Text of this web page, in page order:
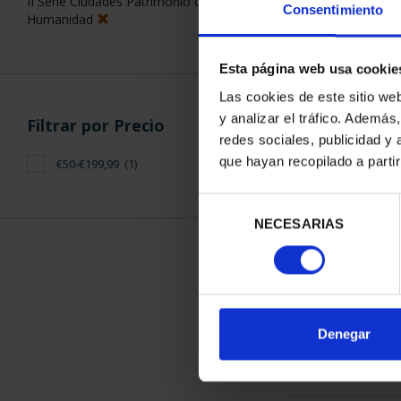
Consentimiento
Esta página web usa
Las cookies de este sitio
y analizar el tráfico.
redes sociales, publicidad y
que hayan recopilado a
consentimiento
NECESARIAS
Denegar
Humanidad
Filtrar por Precio
€50-€199,99 (1)
CIUDADES
ORDENAR POR: